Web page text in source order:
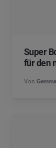
Super
für den
Von